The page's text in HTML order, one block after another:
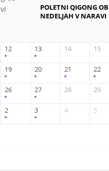
POLETNI QIGONG OB
NEDELJAH V NARAVI
12 13 14 15
19 20 21 22
26 27 28 29
2 3 4 5